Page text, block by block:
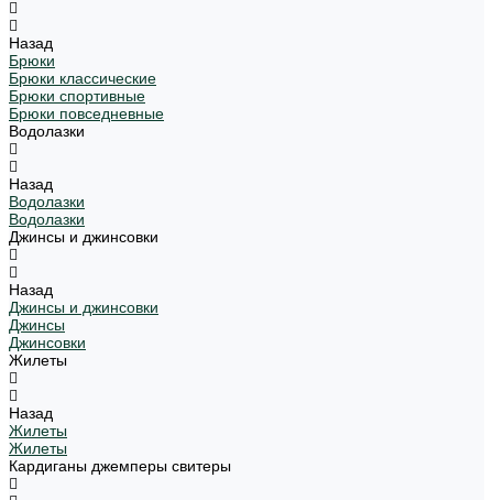
Назад
Брюки
Брюки классические
Брюки спортивные
Брюки повседневные
Водолазки
Назад
Водолазки
Водолазки
Джинсы и джинсовки
Назад
Джинсы и джинсовки
Джинсы
Джинсовки
Жилеты
Назад
Жилеты
Жилеты
Кардиганы джемперы свитеры